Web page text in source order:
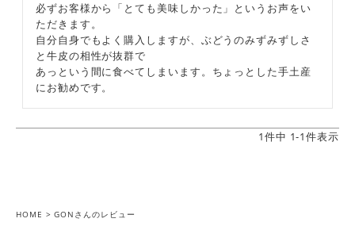
必ずお客様から「とても美味しかった」というお声をい
ただきます。
自分自身でもよく購入しますが、ぶどうのみずみずしさ
と牛皮の相性が抜群で
あっという間に食べてしまいます。ちょっとした手土産
にお勧めです。
1件中 1-1件表示
HOME GONさんのレビュー